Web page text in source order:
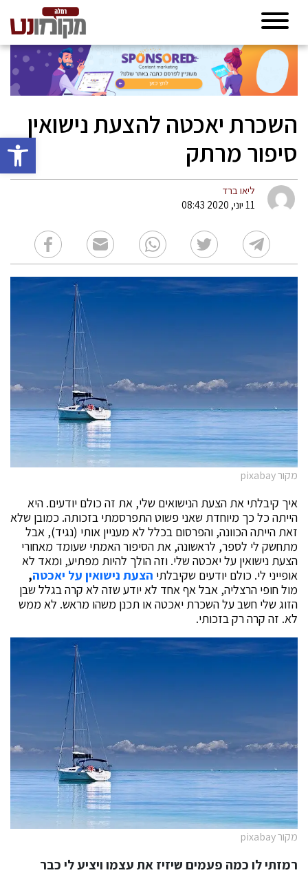
פתח
השכרת יאכטה להצעת נישואין
סיפור מרתק
ליאו ברד
11 יוני, 2020 08:43
מקור pixabay
איך קיבלתי את הצעת הנישואים שלי, את זה כולם יודעים. היא
הייתה כל כך מיוחדת שאני פשוט התפרסמתי בזכותה. כמובן שלא
זאת הייתה הכוונה, והפרסום בכלל לא מעניין אותי (נגיד), אבל
מתחשק לי לספר, לראשונה, את הסיפור האמתי שעומד מאחורי
הצעת נישואין על יאכטהשלי. וזה הולך להיות מפתיע, ומאד לא
אופייני לי. כולם יודעים שקיבלתי הצעת נישואין על יאכטה,
מול חופי הרצליה, אבל אף אחד לא יודע שזה לא קרה בגלל שבן
הזוג שלי חשב על השכרת יאכטהאו תכנן משהו מראש. לא ממש
לא. זה קרה רק בזכותי.
מקור pixabay
רמזתי לו כמה פעמים שיזיז את עצמו ויציע לי כבר